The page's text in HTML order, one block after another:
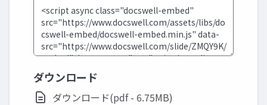
ダウンロード
ダウンロード(pdf - 6.75MB)